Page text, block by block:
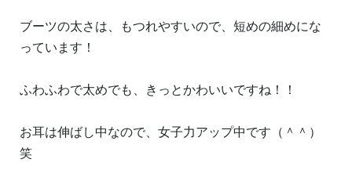
ブーツの太さは、もつれやすいので、短めの細めにな
っています！
ふわふわで太めでも、きっとかわいいですね！！
お耳は伸ばし中なので、女子力アップ中です（＾＾）
笑